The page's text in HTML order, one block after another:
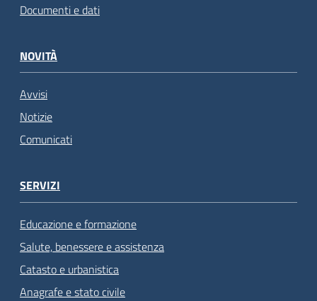
Documenti e dati
NOVITÀ
Avvisi
Notizie
Comunicati
SERVIZI
Educazione e formazione
Salute, benessere e assistenza
Catasto e urbanistica
Anagrafe e stato civile